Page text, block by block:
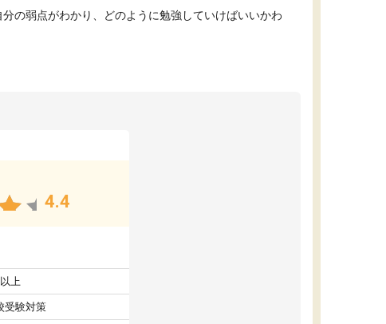
の弱点がわかり、どのように勉強していけばいいかわ
4.4
上
受験対策